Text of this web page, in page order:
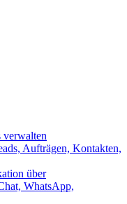
verwalten
Aufträgen, Kontakten,
über
WhatsApp,